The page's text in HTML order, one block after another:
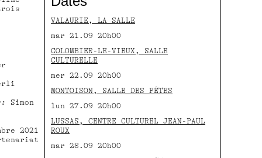
Simon
2021
VALAURIE, LA SALLE
mar 21.09 20h00
COLOMBIER-LE-VIEUX, SALLE
CULTURELLE
mer 22.09 20h00
MONTOISON, SALLE DES FÊTES
lun 27.09 20h00
LUSSAS, CENTRE CULTUREL JEAN-PAUL
ROUX
mar 28.09 20h00